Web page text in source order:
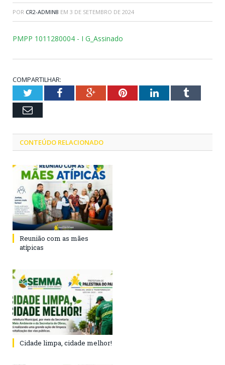
POR CR2-ADMIN8 EM 3 DE SETEMBRO DE 2024
PMPP 1011280004 - I G_Assinado
COMPARTILHAR:
TwitterFacebookGoogle+PinterestLinkedInTumblr
Email
CONTEÚDO RELACIONADO
Reunião com as mães
atípicas
Cidade limpa, cidade melhor!